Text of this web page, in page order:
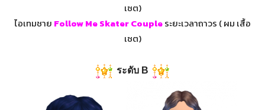
เซต)
ไอเทมชาย Follow Me Skater Coupleระยะเวลาถาวร ( ผม เสื้อ
เซต)
ระดับ B